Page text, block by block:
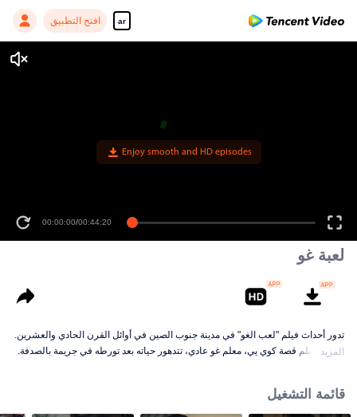
ar افتح التطبيق
Enjoy smooth and HD episodes
00:00:00/00:44:20
لعبة غو
تدور أحداث فيلم "لعب الغو" في مدينة جنوب الصين في أوائل القرن الحادي والعشرين.
يروي الفيلم قصة كوي يي، معلم غو عادي، تتدهور حياته بعد تورطه في جريمة بالصدفة.
المزيد
قائمة التشغيل